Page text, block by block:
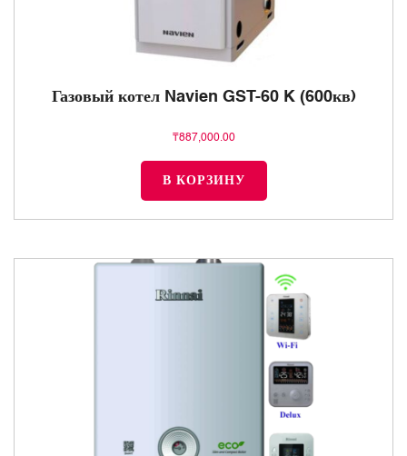
Газовый котел Navien GST-60 K (600кв)
₸887,000.00
В КОРЗИНУ